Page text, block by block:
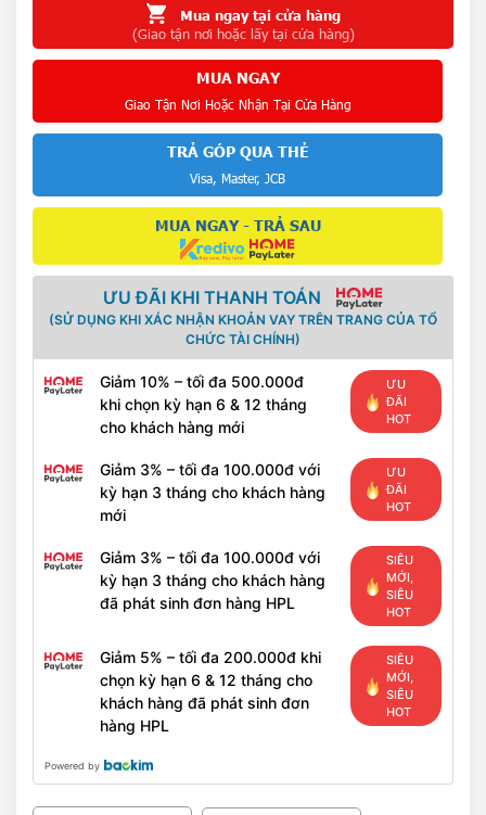
Mua ngay tại cửa hàng
(Giao tận nơi hoặc lấy tại cửa hàng)
MUA NGAY
Giao Tận Nơi Hoặc Nhận Tại Cửa Hàng
TRẢ GÓP QUA THẺ
Visa, Master, JCB
MUA NGAY - TRẢ SAU
ƯU ĐÃI KHI THANH TOÁN
(SỬ DỤNG KHI XÁC NHẬN KHOẢN VAY TRÊN TRANG CỦA TỔ
CHỨC TÀI CHÍNH)
Giảm 10% – tối đa 500.000đ
khi chọn kỳ hạn 6 & 12 tháng
cho khách hàng mới
ƯU
ĐÃI
HOT
Giảm 3% – tối đa 100.000đ với
kỳ hạn 3 tháng cho khách hàng
mới
ƯU
ĐÃI
HOT
Giảm 3% – tối đa 100.000đ với
kỳ hạn 3 tháng cho khách hàng
đã phát sinh đơn hàng HPL
SIÊU
MỚI,
SIÊU
HOT
Giảm 5% – tối đa 200.000đ khi
chọn kỳ hạn 6 & 12 tháng cho
khách hàng đã phát sinh đơn
hàng HPL
SIÊU
MỚI,
SIÊU
HOT
Powered by